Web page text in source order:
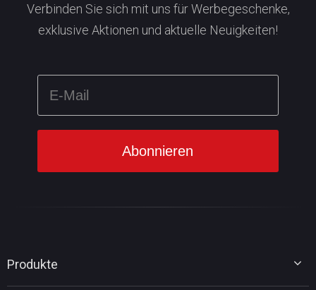
Verbinden Sie sich mit uns für Werbegeschenke,
exklusive Aktionen und aktuelle Neuigkeiten!
Produkte